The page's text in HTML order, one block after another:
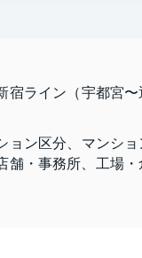
宿ライン（宇都宮
ョン区分、マンシ
舗・事務所、工場・